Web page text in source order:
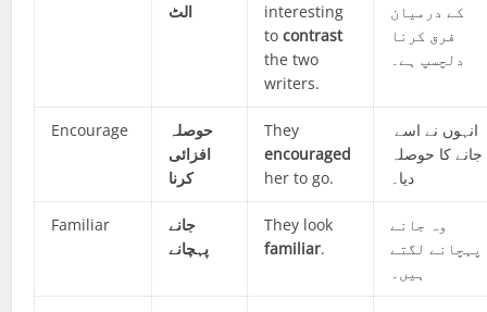
الٹ
interesting
tocontrast
the two
writers.
کے درمیان
فرق کرنا
دلچسپ ہے۔
Encourage
حوصلہ
افزائی
کرنا
They
encouraged
her to go.
انہوں نے اسے
جانے کا حوصلہ
دیا۔
Familiar
جانے
پہچانے
They look
familiar.
وہ جانے
پہچانے لگتے
ہیں۔